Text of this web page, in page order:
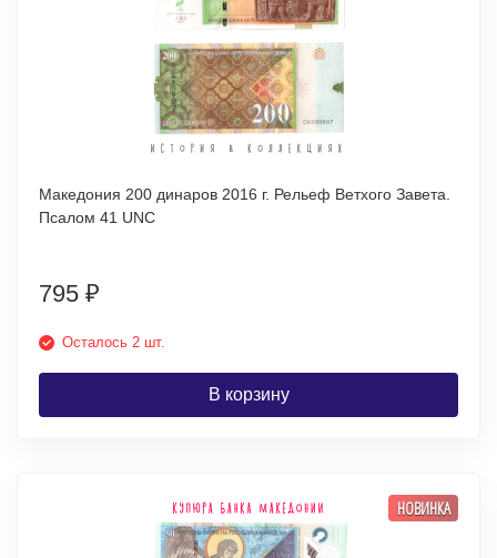
Македония 200 динаров 2016 г. Рельеф Ветхого Завета.
Псалом 41 UNC
795 ₽
Осталось 2 шт.
В корзину
НОВИНКА